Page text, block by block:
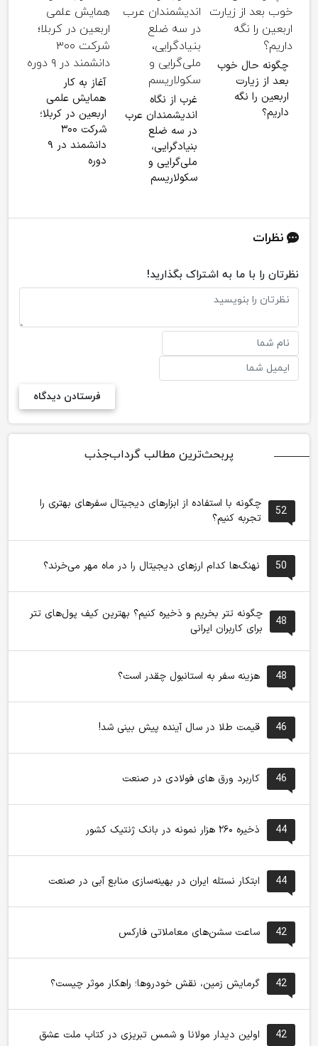
چگونه حال خوب
بعد از زیارت
اربعین را نگه
داریم؟
غرب از نگاه
اندیشمندان عرب
در سه ضلع
بنیادگرایی،
ملی‌گرایی و
سکولاریسم
آغاز به کار
همایش علمی
اربعین در کربلا؛
شرکت ۳۰۰
دانشمند در ۹
دوره
نظرات
نظرتان را با ما به اشتراک بگذارید!
پربحث‌ترین مطالب گرداب‌جذب
52
چگونه با استفاده از ابزارهای دیجیتال سفرهای بهتری را
تجربه کنیم؟
50 نهنگ‌ها کدام ارزهای دیجیتال را در ماه مهر می‌خرند؟
48
چگونه تتر بخریم و ذخیره کنیم؟ بهترین کیف پول‌های تتر
برای کاربران ایرانی
48 هزینه سفر به استانبول چقدر است؟
46 قیمت طلا در سال آینده پیش بینی شد!
46 کاربرد ورق های فولادی در صنعت
44 ذخیره ۲۶۰ هزار نمونه در بانک ژنتیک کشور
44 ابتکار نستله ایران در بهینه‌سازی منابع آبی در صنعت
42 ساعت سشن‌های معاملاتی فارکس
42 گرمایش زمین، نقش خودروها؛ راهکار موثر چیست؟
42 اولین دیدار مولانا و شمس تبریزی در کتاب ملت عشق